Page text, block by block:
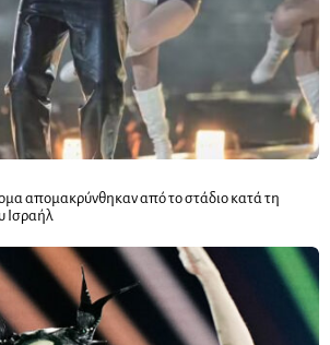
απομακρύνθηκαν από το στάδιο κατά τη
Ισραήλ